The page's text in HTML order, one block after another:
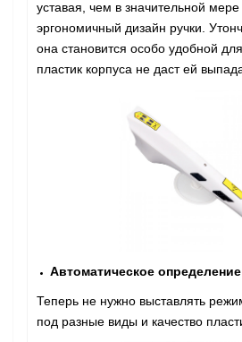
уставая, чем в значительной мере
эргономичный дизайн ручки.
она становится особо удобной
пластик корпуса не даст ей
Автоматическое
Теперь не нужно выставлять
под разные виды и качество